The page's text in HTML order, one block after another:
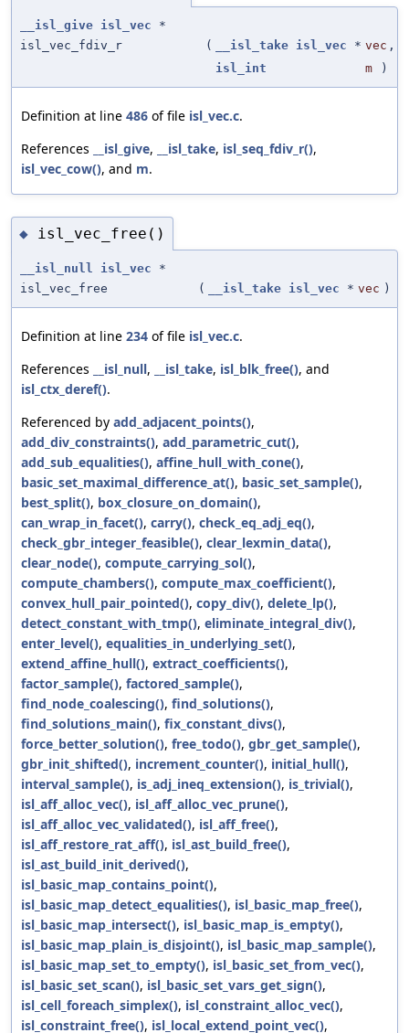
__isl_give isl_vec *
isl_vec_fdiv_r
( __isl_take isl_vec * vec ,
isl_int
m )
Definition at line 486 of file isl_vec.c.
References
__isl_give, __isl_take, isl_seq_fdiv_r(),
isl_vec_cow(), and m.
◆ isl_vec_free()
__isl_null isl_vec *
isl_vec_free
( __isl_take isl_vec * vec )
Definition at line 234 of file isl_vec.c.
References
__isl_null, __isl_take, isl_blk_free(), and
isl_ctx_deref().
Referenced by add_adjacent_points(),
add_div_constraints(), add_parametric_cut(),
add_sub_equalities(), affine_hull_with_cone(),
basic_set_maximal_difference_at(), basic_set_sample(),
best_split(), box_closure_on_domain(),
can_wrap_in_facet(), carry(), check_eq_adj_eq(),
check_gbr_integer_feasible(), clear_lexmin_data(),
clear_node(), compute_carrying_sol(),
compute_chambers(), compute_max_coefficient(),
convex_hull_pair_pointed(), copy_div(), delete_lp(),
detect_constant_with_tmp(), eliminate_integral_div(),
enter_level(), equalities_in_underlying_set(),
extend_affine_hull(), extract_coefficients(),
factor_sample(), factored_sample(),
find_node_coalescing(), find_solutions(),
find_solutions_main(), fix_constant_divs(),
force_better_solution(), free_todo(), gbr_get_sample(),
gbr_init_shifted(), increment_counter(), initial_hull(),
interval_sample(), is_adj_ineq_extension(), is_trivial(),
isl_aff_alloc_vec(), isl_aff_alloc_vec_prune(),
isl_aff_alloc_vec_validated(), isl_aff_free(),
isl_aff_restore_rat_aff(), isl_ast_build_free(),
isl_ast_build_init_derived(),
isl_basic_map_contains_point(),
isl_basic_map_detect_equalities(), isl_basic_map_free(),
isl_basic_map_intersect(), isl_basic_map_is_empty(),
isl_basic_map_plain_is_disjoint(), isl_basic_map_sample(),
isl_basic_map_set_to_empty(), isl_basic_set_from_vec(),
isl_basic_set_scan(), isl_basic_set_vars_get_sign(),
isl_cell_foreach_simplex(), isl_constraint_alloc_vec(),
isl_constraint_free(), isl_local_extend_point_vec(),